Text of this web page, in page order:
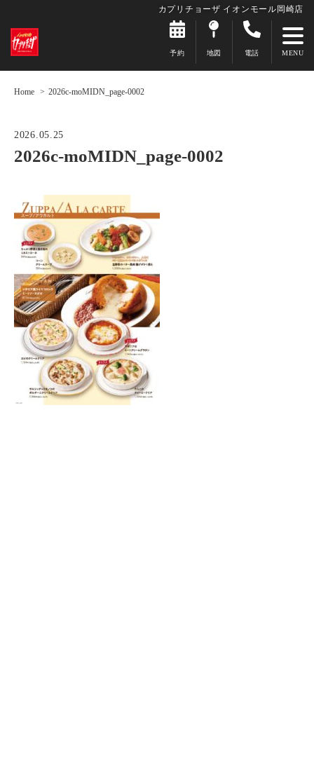
カプリチョーザ イオンモール岡崎店
予約 地図 電話
Home 2026c-moMIDN_page-0002
2026.05.25
2026c-moMIDN_page-0002